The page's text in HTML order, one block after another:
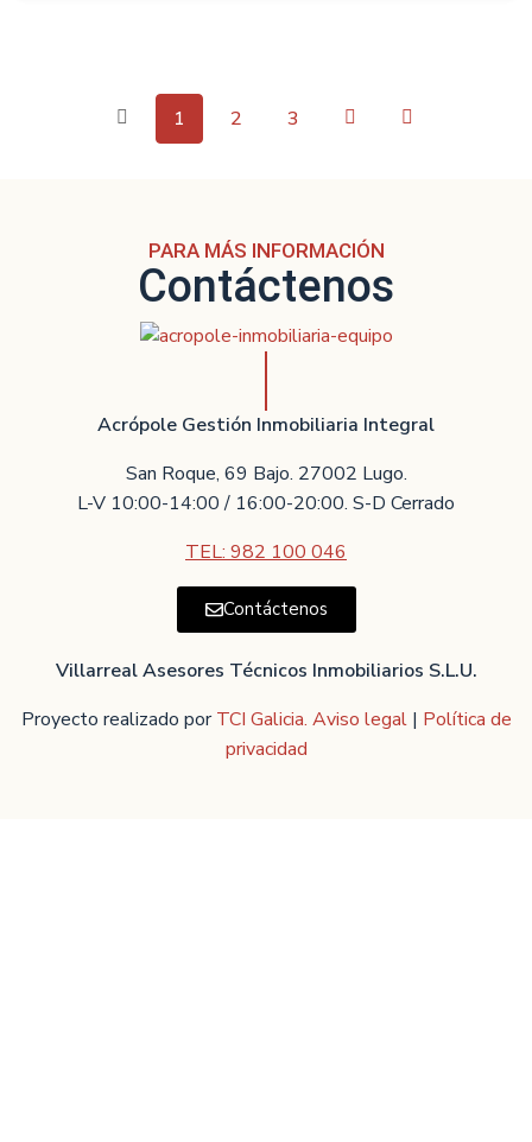
1 2 3
PARA MÁS INFORMACIÓN
Contáctenos
Acrópole Gestión Inmobiliaria Integral
San Roque, 69 Bajo. 27002 Lugo.
L-V 10:00-14:00 / 16:00-20:00. S-D Cerrado
TEL: 982 100 046
Contáctenos
Villarreal Asesores Técnicos Inmobiliarios S.L.U.
Proyecto realizado porTCI Galicia. Aviso legal | Política de
privacidad